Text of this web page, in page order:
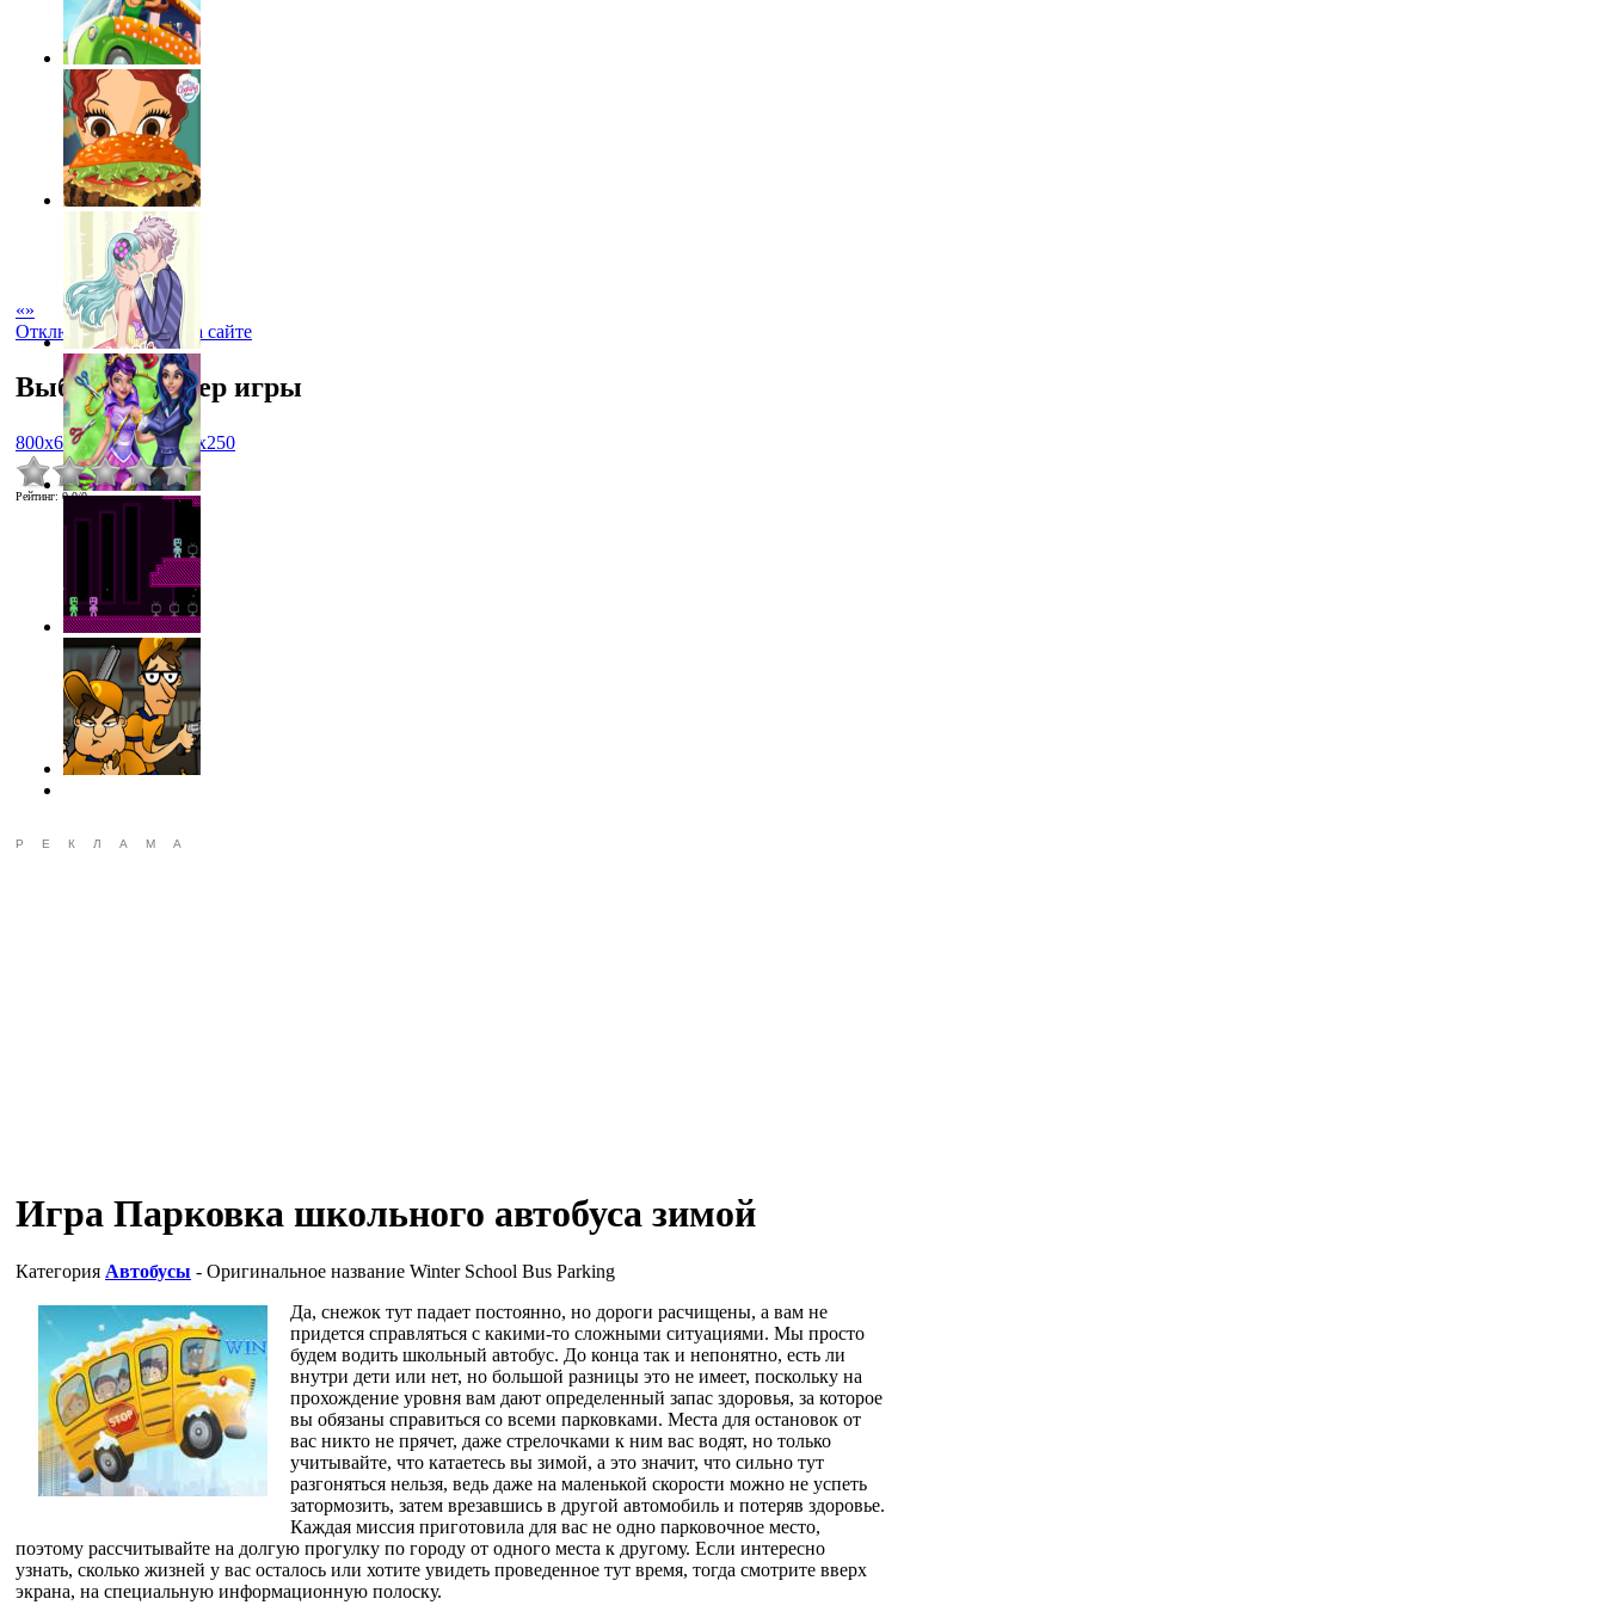
«»
Отключить рекламу на сайте
Выбрать размер игры
800x600 1024x768 450x250
Рейтинг: 0.0/0
РЕКЛАМА
Игра Парковка школьного автобуса зимой
Категория Автобусы - Оригинальное название Winter School Bus Parking
Да, снежок тут падает постоянно, но дороги расчищены, а вам не
придется справляться с какими-то сложными ситуациями. Мы просто
будем водить школьный автобус. До конца так и непонятно, есть ли
внутри дети или нет, но большой разницы это не имеет, поскольку на
прохождение уровня вам дают определенный запас здоровья, за которое
вы обязаны справиться со всеми парковками. Места для остановок от
вас никто не прячет, даже стрелочками к ним вас водят, но только
учитывайте, что катаетесь вы зимой, а это значит, что сильно тут
разгоняться нельзя, ведь даже на маленькой скорости можно не успеть
затормозить, затем врезавшись в другой автомобиль и потеряв здоровье.
Каждая миссия приготовила для вас не одно парковочное место,
поэтому рассчитывайте на долгую прогулку по городу от одного места к другому. Если интересно
узнать, сколько жизней у вас осталось или хотите увидеть проведенное тут время, тогда смотрите вверх
экрана, на специальную информационную полоску.